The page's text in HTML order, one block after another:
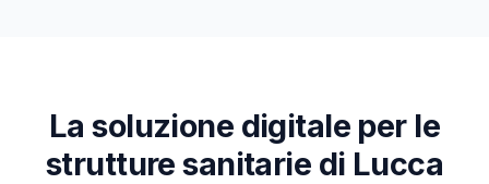
La soluzione digitale per le
strutture sanitarie di Lucca